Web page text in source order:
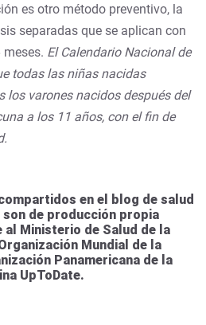
es otro método preventivo, la
separadas que se aplican con
El Calendario Nacional de
todas las niñas nacidas
los varones nacidos después del
a los 11 años, con el fin de
en el blog de salud
son de producción propia
Ministerio de Salud de la
Mundial de la
Panamericana de la
UpToDate.